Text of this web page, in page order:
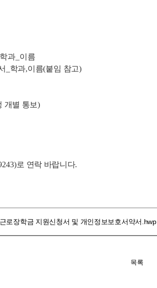
학과_ 이름
학과,이름(붙임 참고)
개별 통보)
로 연락 바랍니다.
로장학금 지원신청서 및 개인정보보호서약서.hwp
목록